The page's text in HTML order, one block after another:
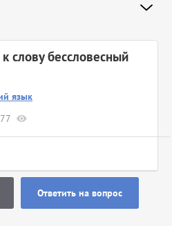
язык
слову бессловесный
Ответить на вопрос